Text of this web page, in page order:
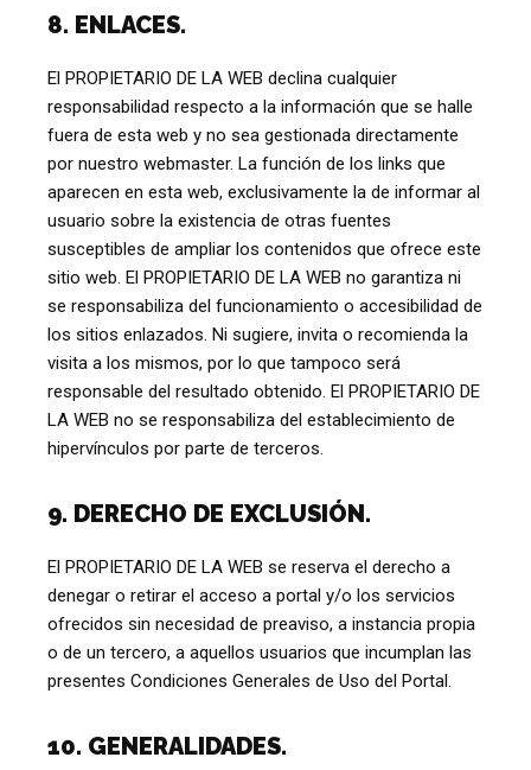
8. ENLACES.
El PROPIETARIO DE LA WEB declina cualquier
responsabilidad respecto a la información que se halle
fuera de esta web y no sea gestionada directamente
por nuestro webmaster. La función de los links que
aparecen en esta web, exclusivamente la de informar al
usuario sobre la existencia de otras fuentes
susceptibles de ampliar los contenidos que ofrece este
sitio web. El PROPIETARIO DE LA WEB no garantiza ni
se responsabiliza del funcionamiento o accesibilidad de
los sitios enlazados. Ni sugiere, invita o recomienda la
visita a los mismos, por lo que tampoco será
responsable del resultado obtenido. El PROPIETARIO DE
LA WEB no se responsabiliza del establecimiento de
hipervínculos por parte de terceros.
9. DERECHO DE EXCLUSIÓN.
El PROPIETARIO DE LA WEB se reserva el derecho a
denegar o retirar el acceso a portal y/o los servicios
ofrecidos sin necesidad de preaviso, a instancia propia
o de un tercero, a aquellos usuarios que incumplan las
presentes Condiciones Generales de Uso del Portal.
10. GENERALIDADES.